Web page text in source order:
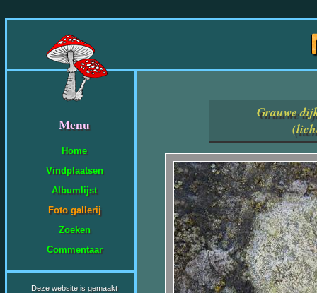
Menu
Home
Vindplaatsen
Albumlijst
Foto gallerij
Zoeken
Commentaar
Deze website is gemaakt
Grauwe